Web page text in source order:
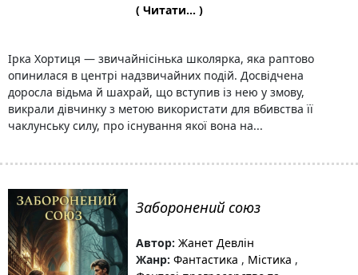
( Читати... )
Ірка Хортиця — звичайнісінька школярка, яка раптово
опинилася в центрі надзвичайних подій. Досвідчена
доросла відьма й шахрай, що вступив із нею у змову,
викрали дівчинку з метою використати для вбивства її
чаклунську силу, про існування якої вона на...
Заборонений союз
Автор: Жанет Девлін
Жанр: Фантастика , Містика ,